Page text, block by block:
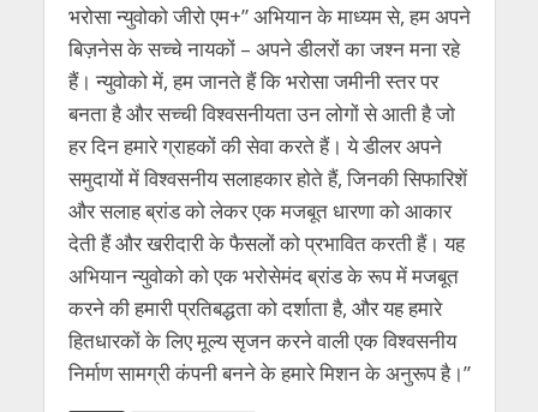
भरोसा न्युवोको जीरो एम+” अभियान के माध्यम से, हम अपने
बिज़नेस के सच्चे नायकों – अपने डीलरों का जश्न मना रहे
हैं। न्युवोको में, हम जानते हैं कि भरोसा जमीनी स्तर पर
बनता है और सच्ची विश्वसनीयता उन लोगों से आती है जो
हर दिन हमारे ग्राहकों की सेवा करते हैं। ये डीलर अपने
समुदायों में विश्वसनीय सलाहकार होते हैं, जिनकी सिफारिशें
और सलाह ब्रांड को लेकर एक मजबूत धारणा को आकार
देती हैं और खरीदारी के फैसलों को प्रभावित करती हैं। यह
अभियान न्युवोको को एक भरोसेमंद ब्रांड के रूप में मजबूत
करने की हमारी प्रतिबद्धता को दर्शाता है, और यह हमारे
हितधारकों के लिए मूल्य सृजन करने वाली एक विश्वसनीय
निर्माण सामग्री कंपनी बनने के हमारे मिशन के अनुरूप है।”